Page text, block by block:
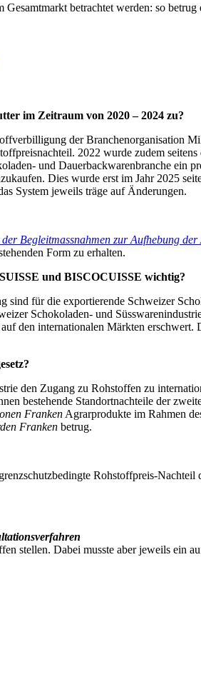
betrachtet werden: so
im Zeitraum von 2020 – 2024 zu?
der Branchenorganisation
2022 wurde zudem
und Dauerbackwarenbranche ein
Dies wurde erst im Jahr 2025
System jeweils träge auf Änderungen.
Begleitmassnahmen zur Aufhebung
Form zu erhalten.
und BISCOCUISSE wichtig?
für die exportierende Schweizer
Schokoladen- und
den internationalen Märkten
den Zugang zu Rohstoffen zu
bestehende Standortnachteile der
Franken Agrarprodukte im Rahmen
Franken betrug.
Rohstoffpreis-
stellen. Dabei musste aber jeweils ein